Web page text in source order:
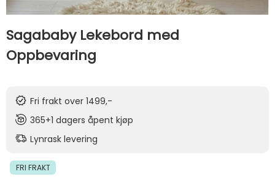
Sagababy Lekebord med
Oppbevaring
Fri frakt over 1499,-
365+1 dagers åpent kjøp
Lynrask levering
FRI FRAKT